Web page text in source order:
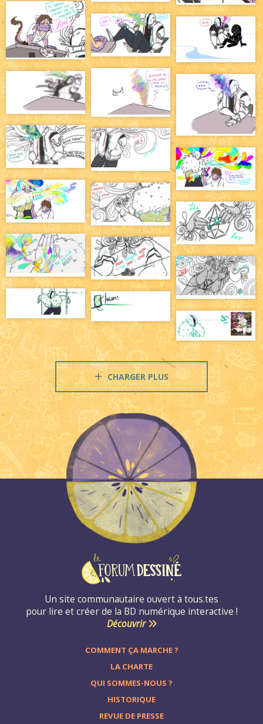
CHARGER PLUS
Un site communautaire ouvert à tous.tes
pour lire et créer de la BD numérique interactive !
Découvrir
COMMENT ÇA MARCHE ?
LA CHARTE
QUI SOMMES-NOUS ?
HISTORIQUE
REVUE DE PRESSE